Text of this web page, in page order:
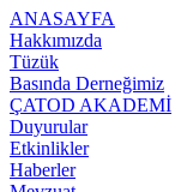
ANASAYFA
Hakkımızda
Tüzük
Basında Derneğimiz
ÇATOD AKADEMİ
Duyurular
Etkinlikler
Haberler